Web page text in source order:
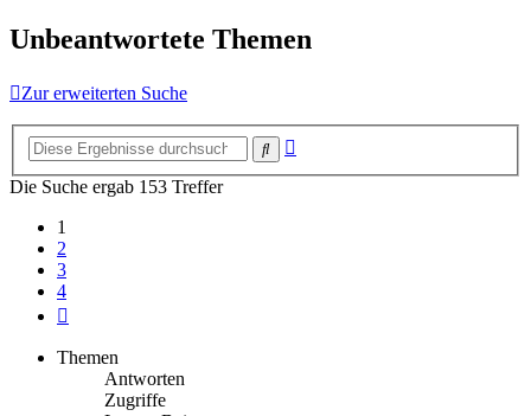
Unbeantwortete Themen
Zur erweiterten Suche
Suche
Die Suche ergab 153 Treffer
1
2
3
4
Themen
Antworten
Zugriffe